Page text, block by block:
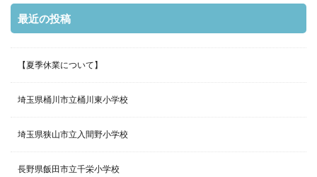
最近の投稿
【夏季休業について】
埼玉県桶川市立桶川東小学校
埼玉県狭山市立入間野小学校
長野県飯田市立千栄小学校